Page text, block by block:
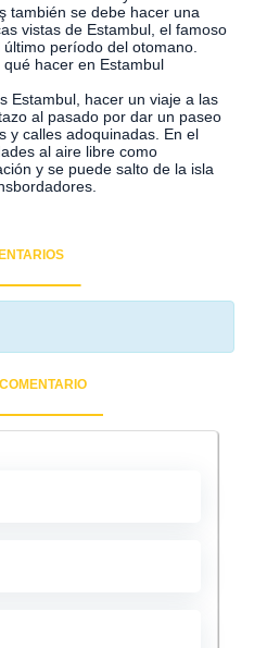
también se debe hacer una
vistas de Estambul, el famoso
período del otomano.
hacer en Estambul
Estambul, hacer un viaje a las
al pasado por dar un paseo
y calles adoquinadas. En el
al aire libre como
y se puede salto de la isla